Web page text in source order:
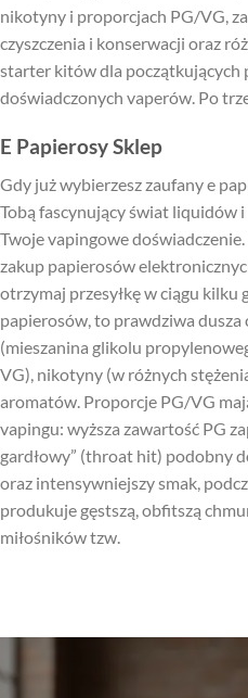
nikotyny i proporcjach PG/VG,
czyszczenia i konserwacji oraz
starter kitów dla początkujących
doświadczonych vaperów. Po
E Papierosy Sklep
Gdy już wybierzesz zaufany e
Tobą fascynujący świat liquidów
Twoje vapingowe
zakup papierosów
otrzymaj przesyłkę w ciągu kilku
papierosów, to prawdziwa dusza
(mieszanina glikolu
VG), nikotyny (w różnych
aromatów. Proporcje PG/VG
vapingu: wyższa zawartość PG
gardłowy” (throat hit) podobny
oraz intensywniejszy smak,
produkuje gęstszą, obfitszą
miłośników tzw.